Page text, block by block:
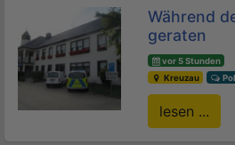
Während
geraten
vor 5 Stunden
Kreuzau
lesen ...